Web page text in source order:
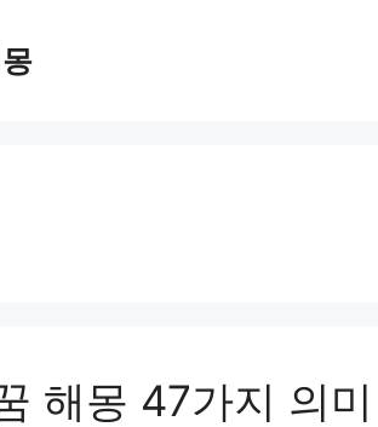
해몽 47가지 의